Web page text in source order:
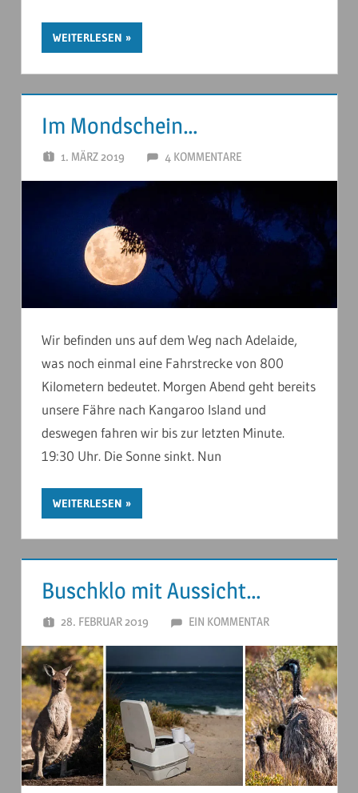
WEITERLESEN
Im Mondschein…
1. MÄRZ 2019 ANDERSTOUREN
4 KOMMENTARE
Wir befinden uns auf dem Weg nach Adelaide,
was noch einmal eine Fahrstrecke von 800
Kilometern bedeutet. Morgen Abend geht bereits
unsere Fähre nach Kangaroo Island und
deswegen fahren wir bis zur letzten Minute.
19:30 Uhr. Die Sonne sinkt. Nun
WEITERLESEN
Buschklo mit Aussicht…
28. FEBRUAR 2019 ANDERSTOUREN
EIN KOMMENTAR